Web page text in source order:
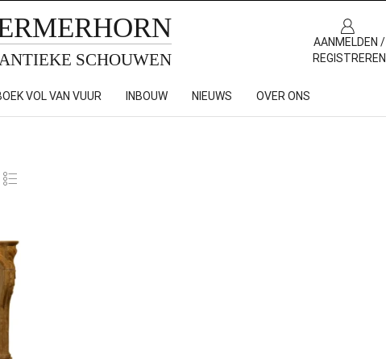
SCHOUWEN
AANMELDEN /
REGISTREREN
VOL VAN VUUR INBOUW NIEUWS OVER ONS